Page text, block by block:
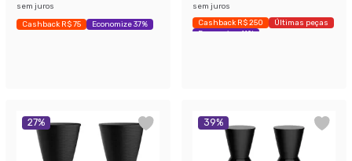
sem juros
Cashback R$ 75 Economize 37%
sem juros
Cashback R$ 250
Últimas peças
Economize 41%
27% 39%